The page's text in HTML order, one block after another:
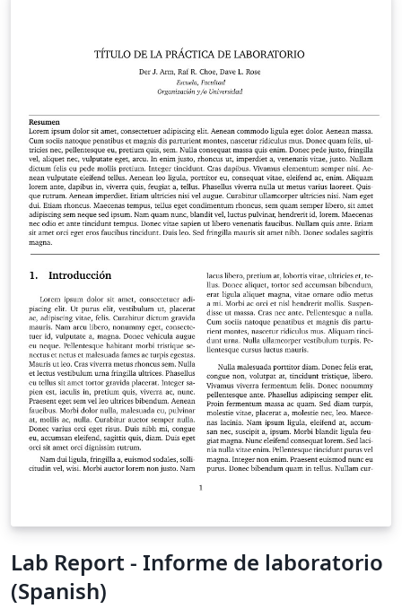
solution of this problem using logical deduction.
Lab Report - Informe de laboratorio
(Spanish)